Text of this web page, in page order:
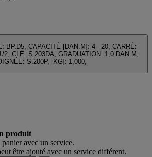
POIGNÉE: S.200P, [KG]: 1,000,
produit
avec un service.
être ajouté avec un service différent.